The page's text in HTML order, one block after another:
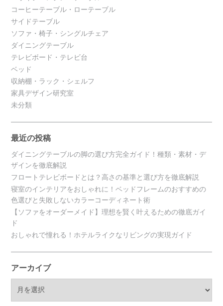
コーヒーテーブル・ローテーブル
サイドテーブル
ソファ・椅子・シングルチェア
ダイニングテーブル
テレビボード・テレビ台
ベッド
収納棚・ラック・シェルフ
家具デザイン研究室
未分類
最近の投稿
ダイニングテーブルの脚の選び方完全ガイド！種類・素材・デ
ザインを徹底解説
フロートテレビボードとは？高さの基準と選び方を徹底解説
寝室のインテリアをおしゃれに！ベッドフレームのおすすめの
色選びと失敗しないカラーコーディネート術
【ソファをオーダーメイド】理想を賢く叶えるための徹底ガイ
ド
おしゃれで憧れる！ホテルライクなリビングの実現ガイド
アーカイブ